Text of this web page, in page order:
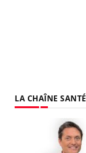
LA CHAÎNE SANTÉ